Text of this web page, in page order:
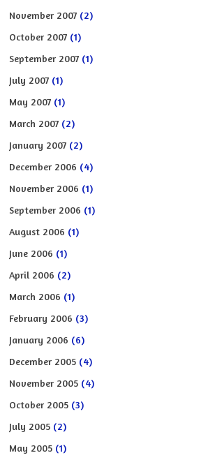
November 2007 (2)
October 2007 (1)
September 2007 (1)
July 2007 (1)
May 2007 (1)
March 2007 (2)
January 2007 (2)
December 2006 (4)
November 2006 (1)
September 2006 (1)
August 2006 (1)
June 2006 (1)
April 2006 (2)
March 2006 (1)
February 2006 (3)
January 2006 (6)
December 2005 (4)
November 2005 (4)
October 2005 (3)
July 2005 (2)
May 2005 (1)